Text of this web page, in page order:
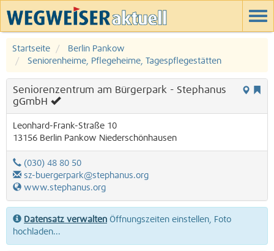
Startseite
Berlin Pankow
Seniorenheime, Pflegeheime, Tagespflegestätten
Seniorenzentrum am Bürgerpark - Stephanus
gGmbH
Leonhard-Frank-Straße 10
13156 Berlin Pankow Niederschönhausen
(030) 48 80 50
sz-buergerpark@stephanus.org
www.stephanus.org
Datensatz verwalten Öffnungszeiten einstellen, Foto
hochladen...